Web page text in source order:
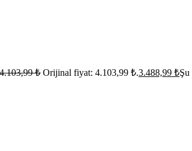
4.103,99₺ Orijinal fiyat: 4.103,99 ₺.3.488,99 ₺